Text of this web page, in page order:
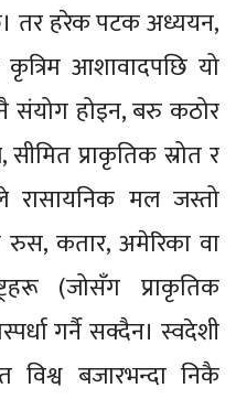
तर हरेक पटक अध्ययन,
आशावादपछि यो
संयोग होइन, बरु कठोर
सीमित प्राकृतिक स्रोत र
मल जस्तो
रुस, कतार, अमेरिका वा
(जोसँग प्राकृतिक
गर्नै सक्दैन। स्वदेशी
विश्व बजारभन्दा निकै